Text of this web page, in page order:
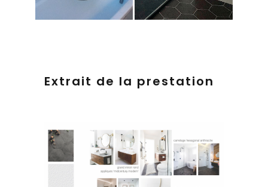
Extrait de la prestation